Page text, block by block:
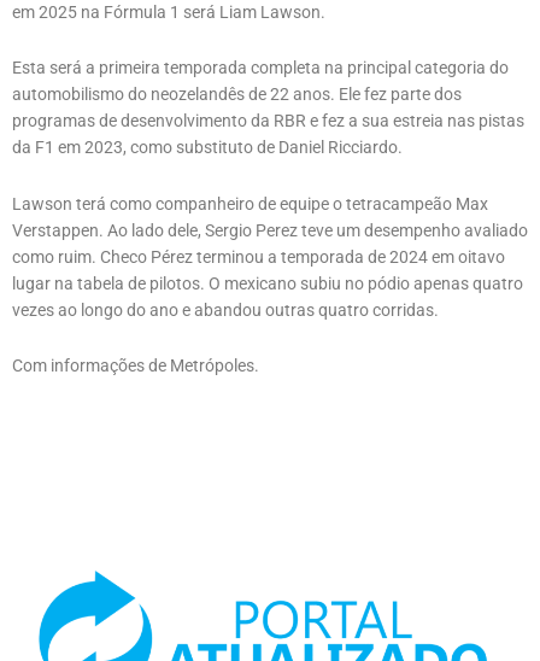
em 2025 na Fórmula 1 será Liam Lawson.
Esta será a primeira temporada completa na principal categoria do
automobilismo do neozelandês de 22 anos. Ele fez parte dos
programas de desenvolvimento da RBR e fez a sua estreia nas pistas
da F1 em 2023, como substituto de Daniel Ricciardo.
Lawson terá como companheiro de equipe o tetracampeão Max
Verstappen. Ao lado dele, Sergio Perez teve um desempenho avaliado
como ruim. Checo Pérez terminou a temporada de 2024 em oitavo
lugar na tabela de pilotos. O mexicano subiu no pódio apenas quatro
vezes ao longo do ano e abandou outras quatro corridas.
Com informações de Metrópoles.